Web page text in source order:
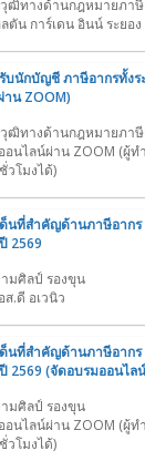
ฒิทางด้านกฎหมายภาษี
ตัน การ์เดน อินน์ ระยอง
บนักบัญชี ภาษีอากรทั้งร
าน ZOOM)
ฒิทางด้านกฎหมายภาษี
อนไลน์ผ่าน ZOOM (ผู้
โมงได้)
ด็นที่สำคัญด้านภาษีอาก
2569
ามศิลป์ รองขุน
ส.ดี อเวนิว
ด็นที่สำคัญด้านภาษีอาก
2569 (จัดอบรมออนไล
ามศิลป์ รองขุน
อนไลน์ผ่าน ZOOM (ผู้
โมงได้)